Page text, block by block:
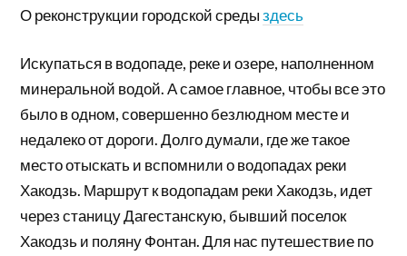
О реконструкции городской средыздесь
Искупаться в водопаде, реке и озере, наполненном
минеральной водой. А самое главное, чтобы все это
было в одном, совершенно безлюдном месте и
недалеко от дороги. Долго думали, где же такое
место отыскать и вспомнили о водопадах реки
Хакодзь. Маршрут к водопадам реки Хакодзь, идет
через станицу Дагестанскую, бывший поселок
Хакодзь и поляну Фонтан. Для нас путешествие по